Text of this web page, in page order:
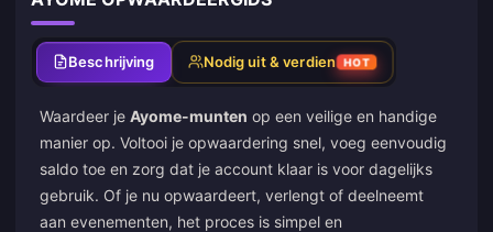
Beschrijving Nodig uit & verdien HOT
Waardeer je Ayome-munten op een veilige en handige
manier op. Voltooi je opwaardering snel, voeg eenvoudig
saldo toe en zorg dat je account klaar is voor dagelijks
gebruik. Of je nu opwaardeert, verlengt of deelneemt
aan evenementen, het proces is simpel en